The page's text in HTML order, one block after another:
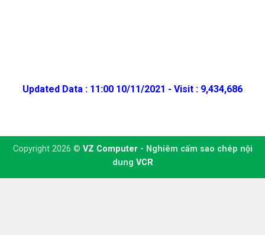
Updated Data : 11:00 10/11/2021 - Visit : 9,434,686
Copyright 2026 © VZ Computer- Nghiêm cấm sao chép nội
dung VCR